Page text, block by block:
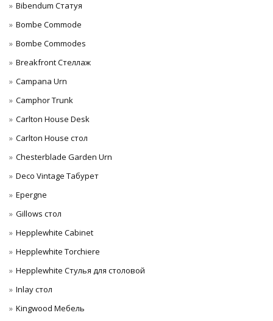
Bibendum Статуя
Bombe Commode
Bombe Commodes
Breakfront Стеллаж
Campana Urn
Camphor Trunk
Carlton House Desk
Carlton House стол
Chesterblade Garden Urn
Deco Vintage Табурет
Epergne
Gillows стол
Hepplewhite Cabinet
Hepplewhite Torchiere
Hepplewhite Стулья для столовой
Inlay стол
Kingwood Мебель